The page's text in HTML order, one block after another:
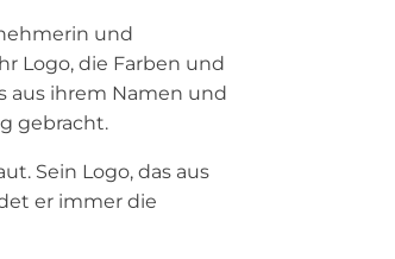
und
Logo, die Farben und
aus ihrem Namen und
gebracht.
Sein Logo, das aus
er immer die